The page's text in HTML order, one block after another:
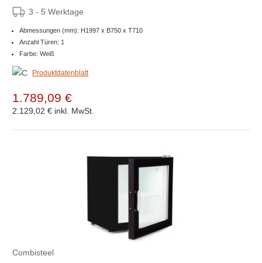
3 - 5 Werktage
Abmessungen (mm): H1997 x B750 x T710
Anzahl Türen: 1
Farbe: Weiß
Produktdatenblatt
1.789,09 €
2.129,02 € inkl. MwSt.
Combisteel